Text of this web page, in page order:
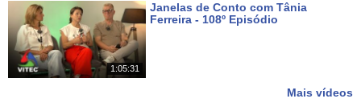
1:05:31
Janelas de Conto com Tânia
Ferreira - 108º Episódio
Mais vídeos